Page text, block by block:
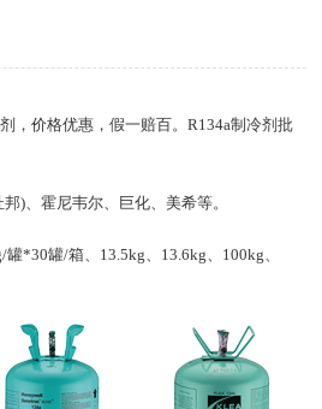
，价格优惠，假一赔百。R134a制冷剂批
)、霍尼韦尔、巨化、美希等。
罐*30罐/箱、13.5kg、13.6kg、100kg、